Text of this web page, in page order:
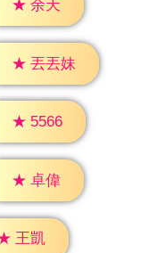
★ 余天
★ 丟丟妹
★ 5566
★ 卓偉
王凱